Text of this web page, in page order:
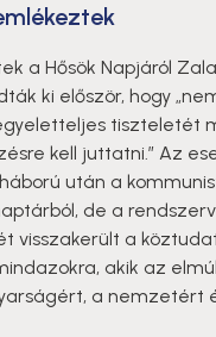
a Hősök Napjáról
ki először, hogy
tiszteletét
kell juttatni.” Az
után a
de a
visszakerült a
akik az
a nemzetért